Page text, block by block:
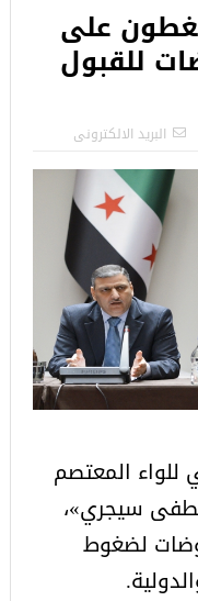
على
للقبول
البريد الالكترونى
المعتصم
سيجري»،
لضغوط